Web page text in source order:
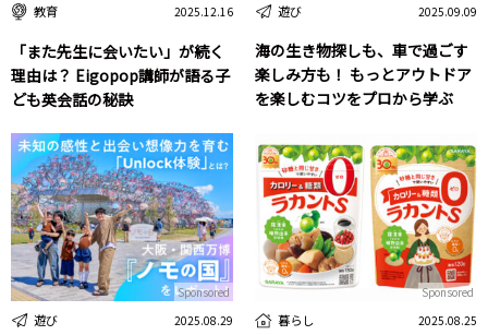
教育 2025.12.16
「また先生に会いたい」が続く
理由は？ Eigopop講師が語る子
ども英会話の秘訣
遊び 2025.09.09
海の生き物探しも、車で過ごす
楽しみ方も！ もっとアウトドア
を楽しむコツをプロから学ぶ
遊び 2025.08.29
Sponsored
暮らし 2025.08.25
Sponsored